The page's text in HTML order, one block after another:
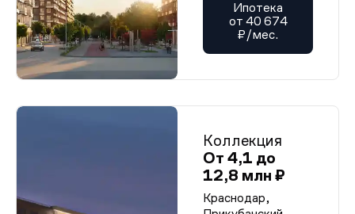
Ипотека
от 40 674
₽/мес.
Коллекция
От 4,1 до
12,8 млн ₽
Краснодар,